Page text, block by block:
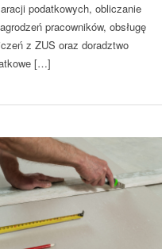
podatkowych, obliczanie
pracowników, obsługę
z ZUS oraz doradztwo
[…]